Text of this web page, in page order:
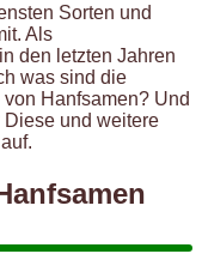
Sorten und
Als
den letzten Jahren
was sind die
Hanfsamen? Und
und weitere